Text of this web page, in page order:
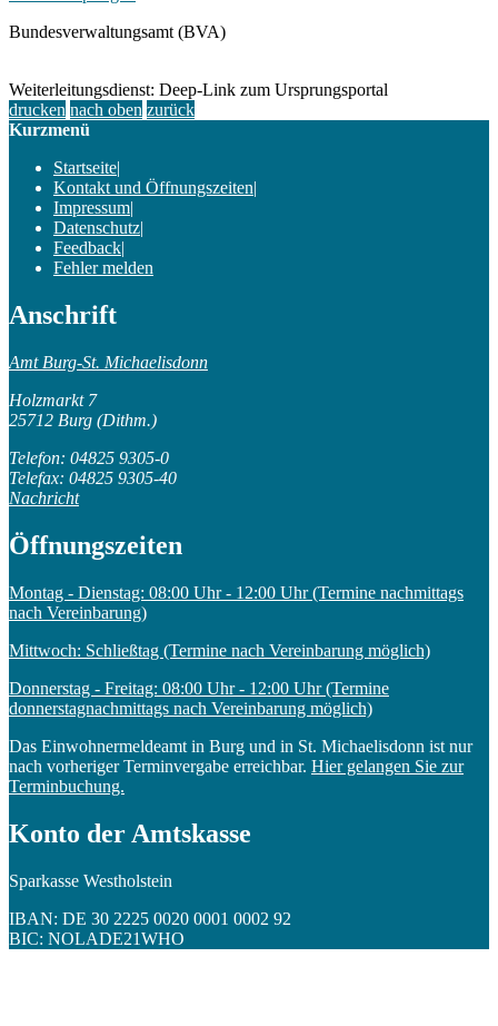
Bundesverwaltungsamt (BVA)
Weiterleitungsdienst: Deep-Link zum Ursprungsportal
drucken nach oben zurück
Kurzmenü
Startseite|
Kontakt und Öffnungszeiten|
Impressum|
Datenschutz|
Feedback|
Fehler melden
Anschrift
Amt Burg-St. Michaelisdonn
Holzmarkt 7
25712 Burg (Dithm.)
Telefon: 04825 9305-0
Telefax: 04825 9305-40
Nachricht
Öffnungszeiten
Montag - Dienstag: 08:00 Uhr - 12:00 Uhr (Termine nachmittags
nach Vereinbarung)
Mittwoch: Schließtag (Termine nach Vereinbarung möglich)
Donnerstag - Freitag: 08:00 Uhr - 12:00 Uhr (Termine
donnerstagnachmittags nach Vereinbarung möglich)
Das Einwohnermeldeamt in Burg und in St. Michaelisdonn ist nur
nach vorheriger Terminvergabe erreichbar. Hier gelangen Sie zur
Terminbuchung.
Konto der Amtskasse
Sparkasse Westholstein
IBAN: DE 30 2225 0020 0001 0002 92
BIC: NOLADE21WHO